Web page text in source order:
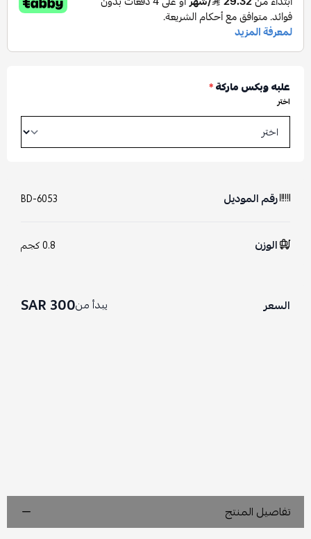
علبه وبكس ماركة*
اختر
رقم الموديل BD-6053
الوزن 0.8 كجم
السعر يبدأ من300 SAR
تفاصيل المنتج